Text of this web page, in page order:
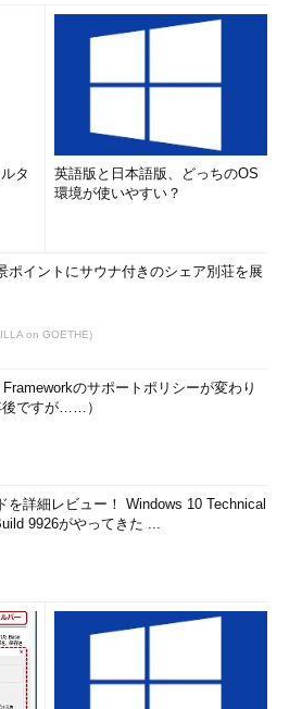
、新しい技術やキーワードが次から
から見ている僕らも驚くほどです。
ずはしっかり自分の強みを見極めて
トから情報提供を受けるときには、
人財事業部 ITセクション キャリア
、新卒でテクノブレーンに入社。
ールとしない長期的なキャリアプラ
すべての人に『気付き』のある面
にいそしんでいる。大手SIer、IT系
紹介実績が豊富。（社）日本人材紹
ルタント資格取得。
タ
英語版と日本語版、どっちのOS
環境が使いやすい？
ポイントにサウナ付きのシェア別荘を展
on GOETHE)
Frameworkのサポートポリシーが変わり
後ですが……）
を詳細レビュー！ Windows 10 Technical
9926がやってきた ...